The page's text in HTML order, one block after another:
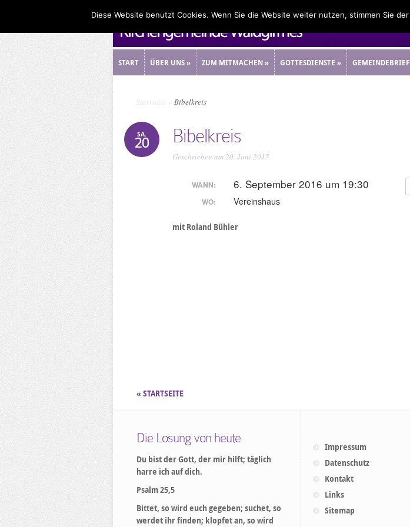
START ÜBER UNS» ZUM MITMACHEN» GOTTESDIENSTE » GEMEINDEBRIEF
Startseite Bibelkreis
SA.
20 Bibelkreis
Geschrieben am 20. Juni 2015
WANN: 6. September 2016 um 19:30
WO: Vereinshaus
mit Roland Bühler
« STARTSEITE
Die Losung von heute
Du bist der Gott, der mir hilft; täglich
harre ich auf dich.
Psalm 25,5
Bittet, so wird euch gegeben; suchet, so
werdet ihr finden; klopfet an, so wird
Impressum
Datenschutz
Kontakt
Links
Sitemap
Diese Website benutzt Cookies. Wenn Sie die Website weiter nutzen, stimmen Sie